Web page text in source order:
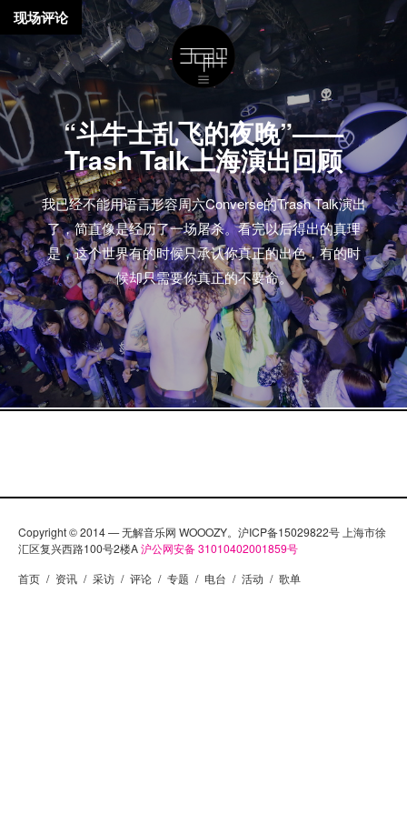
“斗牛士乱飞的夜晚”——
Trash Talk上海演出回顾
我已经不能用语言形容周六Converse的Trash Talk演出
了，简直像是经历了一场屠杀。看完以后得出的真理
是，这个世界有的时候只承认你真正的出色，有的时
候却只需要你真正的不要命。
现场评论
Copyright © 2014 — 无解音乐网 WOOOZY。沪ICP备15029822号 上海市徐
汇区复兴西路100号2楼A沪公网安备 31010402001859号
首页 / 资讯 / 采访 / 评论 / 专题 / 电台 / 活动 / 歌单